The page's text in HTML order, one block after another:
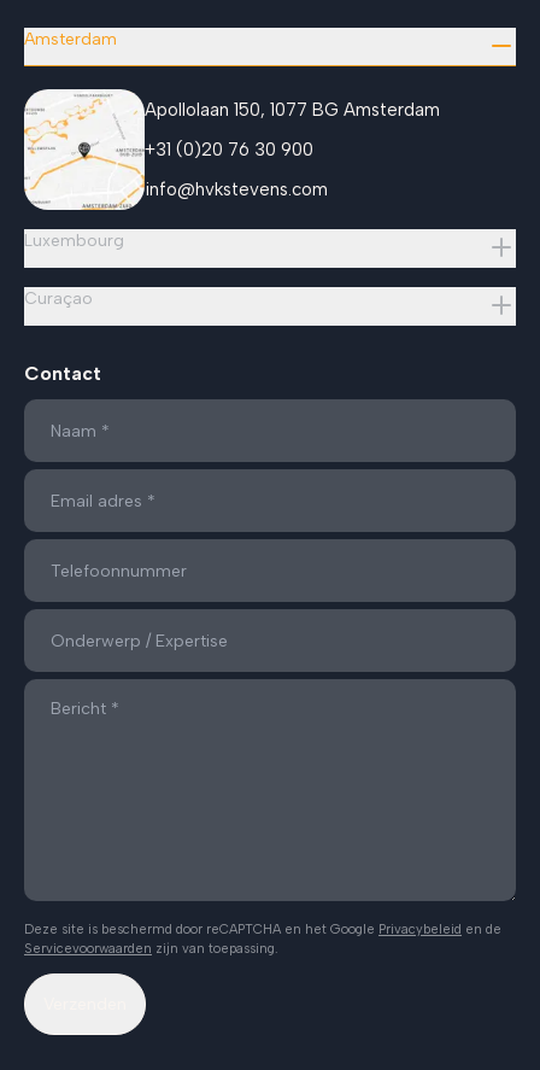
Amsterdam
Apollolaan 150, 1077 BG Amsterdam
+31 (0)20 76 30 900
info@hvkstevens.com
Luxembourg
Curaçao
Contact
Deze site is beschermd door reCAPTCHA en het Google Privacybeleid en de
Servicevoorwaarden zijn van toepassing.